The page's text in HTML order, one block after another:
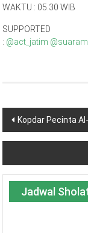
WAKTU : 05.30 WIB
SUPPORTED
: @act_jatim
Post
navigation
Kopdar Pecinta
Jadwal